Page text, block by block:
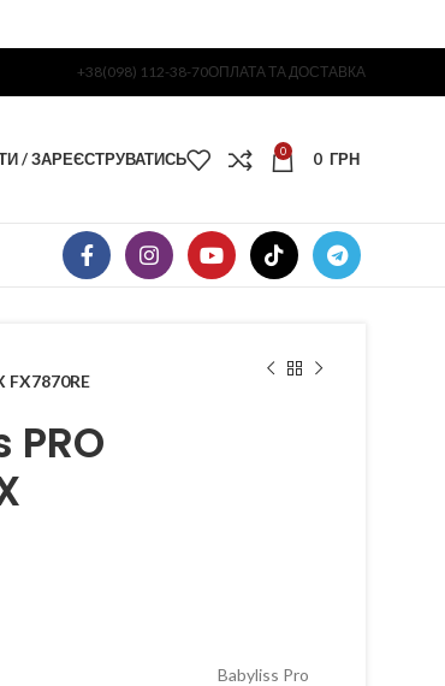
+38(098) 112-38-70ОПЛАТА ТА ДОСТАВКА
/ ЗАРЕЄСТРУВАТИСЬ 0 0 ГРН
FX7870RE
Babyliss Pro